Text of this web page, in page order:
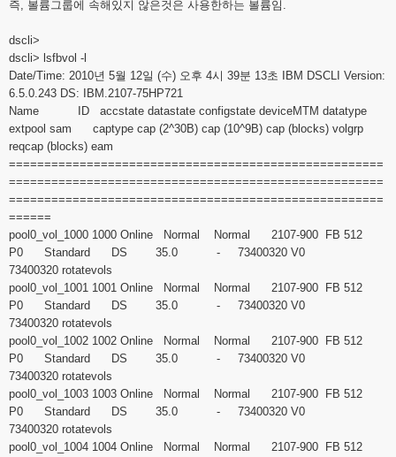
즉, 볼륨그룹에 속해있지 않은것은 사용한하는 볼륨임.
dscli>
dscli> lsfbvol -l
Date/Time: 2010년 5월 12일 (수) 오후 4시 39분 13초 IBM DSCLI Version:
6.5.0.243 DS: IBM.2107-75HP721
Name ID accstate datastate configstate deviceMTM datatype
extpool sam captype cap (2^30B) cap (10^9B) cap (blocks) volgrp
reqcap (blocks) eam
=====================================================
=====================================================
=====================================================
======
pool0_vol_1000 1000 Online Normal Normal 2107-900 FB 512
P0 Standard DS 35.0 - 73400320 V0
73400320 rotatevols
pool0_vol_1001 1001 Online Normal Normal 2107-900 FB 512
P0 Standard DS 35.0 - 73400320 V0
73400320 rotatevols
pool0_vol_1002 1002 Online Normal Normal 2107-900 FB 512
P0 Standard DS 35.0 - 73400320 V0
73400320 rotatevols
pool0_vol_1003 1003 Online Normal Normal 2107-900 FB 512
P0 Standard DS 35.0 - 73400320 V0
73400320 rotatevols
pool0_vol_1004 1004 Online Normal Normal 2107-900 FB 512